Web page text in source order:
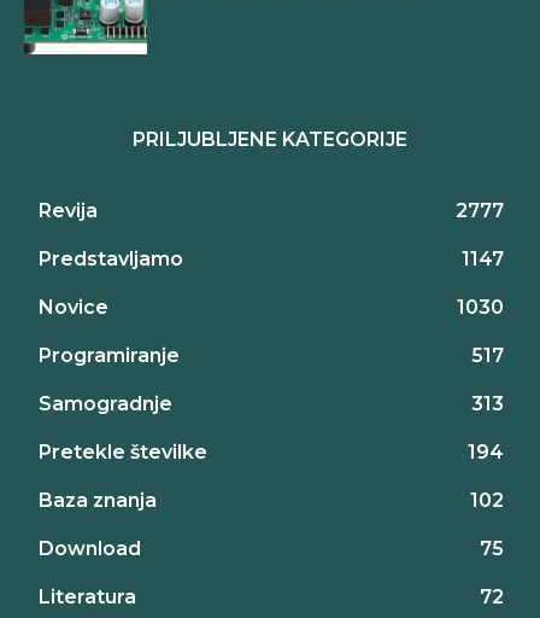
PRILJUBLJENE KATEGORIJE
Revija 2777
Predstavljamo 1147
Novice 1030
Programiranje 517
Samogradnje 313
Pretekle številke 194
Baza znanja 102
Download 75
Literatura 72